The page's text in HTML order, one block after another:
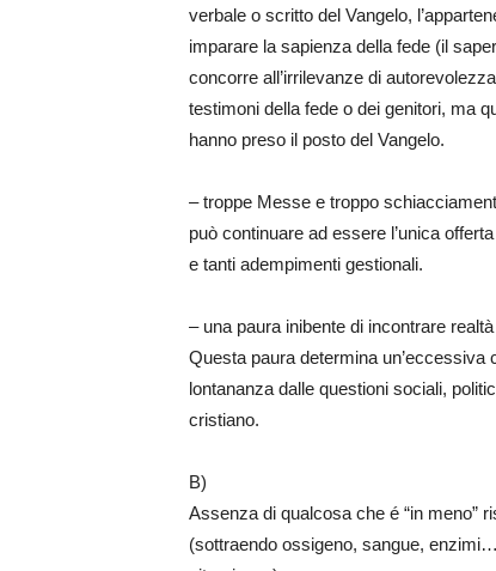
verbale o scritto del Vangelo,
imparare la sapienza della fede (il
concorre all’irrilevanze di
testimoni della fede o dei genitori, ma
hanno preso il posto del Vangelo.
– troppe Messe e troppo
può continuare ad essere l’unica
e tanti adempimenti gestionali.
– una paura inibente di incontrare
Questa paura determina
lontananza dalle questioni sociali,
cristiano.
B)
Assenza di qualcosa che é “in meno”
(sottraendo ossigeno, sangue,